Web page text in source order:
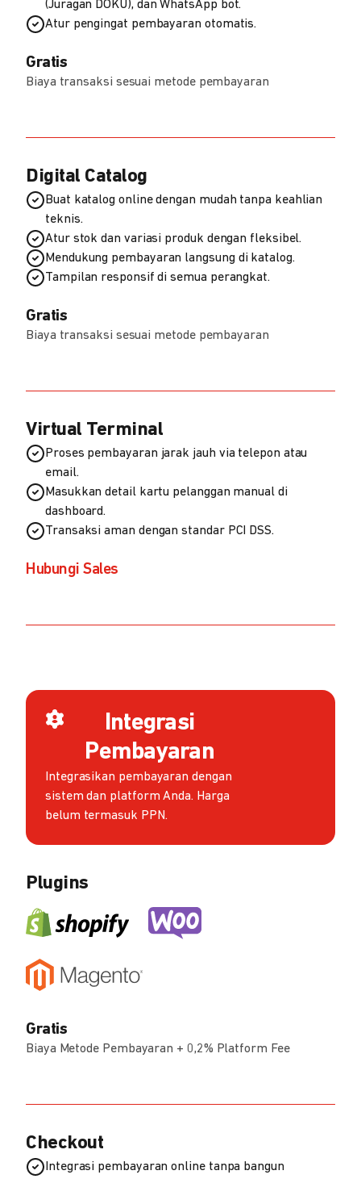
(Juragan DOKU), dan WhatsApp bot.
Atur pengingat pembayaran otomatis.
Gratis
Biaya transaksi sesuai metode pembayaran
Digital Catalog
Buat katalog online dengan mudah tanpa keahlian
teknis.
Atur stok dan variasi produk dengan fleksibel.
Mendukung pembayaran langsung di katalog.
Tampilan responsif di semua perangkat.
Gratis
Biaya transaksi sesuai metode pembayaran
Virtual Terminal
Proses pembayaran jarak jauh via telepon atau
email.
Masukkan detail kartu pelanggan manual di
dashboard.
Transaksi aman dengan standar PCI DSS.
Hubungi Sales
Integrasi
Pembayaran
Integrasikan pembayaran dengan
sistem dan platform Anda. Harga
belum termasuk PPN.
Plugins
Gratis
Biaya Metode Pembayaran + 0,2% Platform Fee
Checkout
Integrasi pembayaran online tanpa bangun